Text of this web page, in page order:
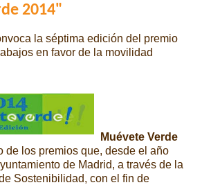
2014"
la séptima edición del premio
en favor de la movilidad
Muévete Verde
de los premios que, desde el año
de Madrid, a través de la
Sostenibilidad, con el fin de